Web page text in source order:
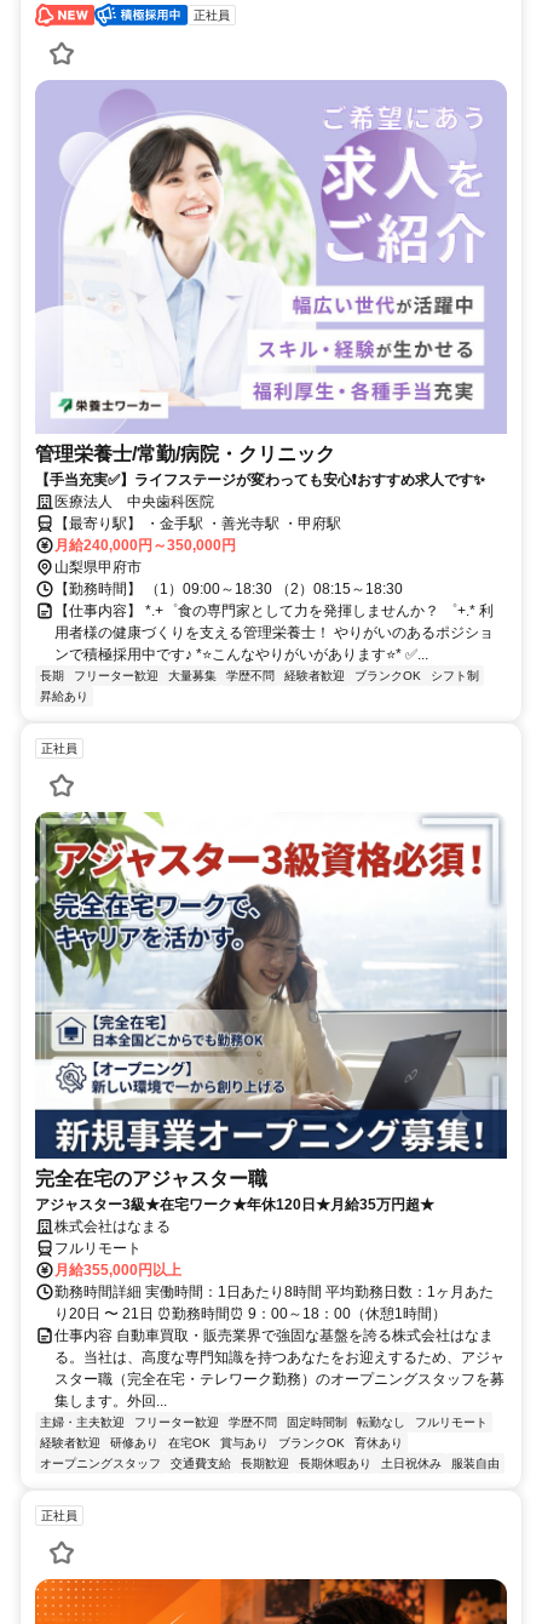
正社員
管理栄養士/常勤/病院・クリニック
【手当充実✅️】ライフステージが変わっても安心❗️おすすめ求人です✨
医療法人 中央歯科医院
【最寄り駅】 ・金手駅 ・善光寺駅 ・甲府駅
月給240,000円～350,000円
山梨県甲府市
【勤務時間】 （1）09:00～18:30 （2）08:15～18:30
【仕事内容】 *.+゜食の専門家として力を発揮しませんか？ ゜+.* 利
用者様の健康づくりを支える管理栄養士！ やりがいのあるポジショ
ンで積極採用中です♪ *⭐️こんなやりがいがあります⭐️* ✅️...
長期 フリーター歓迎 大量募集 学歴不問 経験者歓迎 ブランクOK
シフト制
昇給あり
正社員
完全在宅のアジャスター職
アジャスター3級★在宅ワーク★年休120日★月給35万円超★
株式会社はなまる
フルリモート
月給355,000円以上
勤務時間詳細 実働時間：1日あたり8時間 平均勤務日数：1ヶ月あた
り20日 〜 21日 ⏰勤務時間⏰ 9：00～18：00（休憩1時間）
仕事内容 自動車買取・販売業界で強固な基盤を誇る株式会社はなま
る。当社は、高度な専門知識を持つあなたをお迎えするため、アジャ
スター職（完全在宅・テレワーク勤務）のオープニングスタッフを募
集します。外回...
主婦・主夫歓迎 フリーター歓迎 学歴不問 固定時間制 転勤なし
フルリモート
経験者歓迎
研修あり 在宅OK 賞与あり ブランクOK
育休あり
オープニングスタッフ
交通費支給 長期歓迎 長期休暇あり 土日祝休み 服装自由
正社員